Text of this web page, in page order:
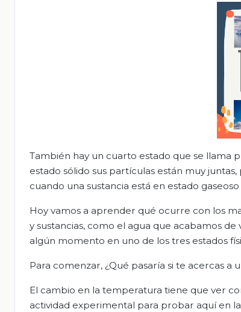
También hay un cuarto estado que se llama
estado sólido sus partículas están muy
cuando una sustancia está en estado
Hoy vamos a aprender qué ocurre con los
y sustancias, como el agua que acabamos
algún momento en uno de los tres estados
Para comenzar, ¿Qué pasaría si te acercas
El cambio en la temperatura tiene que ver
actividad experimental para probar aquí en